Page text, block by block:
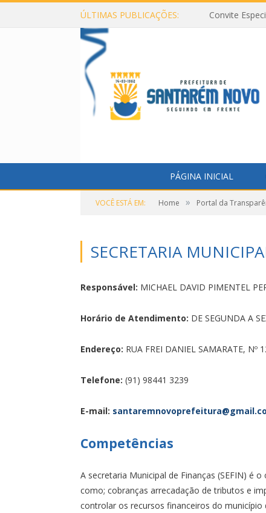
ÚLTIMAS PUBLICAÇÕES: Convite
PÁGINA INICIAL
VOCÊ ESTÁ EM: Home » Portal da
SECRETARIA
Responsável: MICHAEL DAVID PIMENTEL
Horário de Atendimento: DE SEGUNDA A
Endereço: RUA FREI DANIEL SAMARATE, Nº
Telefone: (91) 98441 3239
E-mail: santaremnovoprefeitura@gmail.
Competências
A secretaria Municipal de Finanças (SEFIN) é
como; cobranças arrecadação de tributos e
controlar os recursos financeiros do município